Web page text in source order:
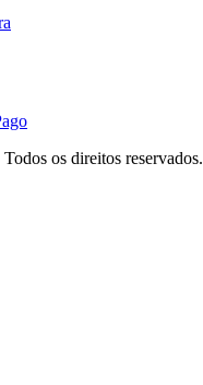
os direitos reservados.